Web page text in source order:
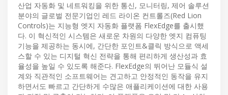
산업 자동화 및 네트워킹을 위한 통신, 모니터링, 제어 솔루션
분야의 글로벌 전문기업인 레드 라이온 컨트롤즈(Red Lion
Controls)는 지능형 엣지 자동화 플랫폼 FlexEdge를 출시했
다. 이 혁신적인 시스템은 새로운 차원의 다양한 엣지 컴퓨팅
기능을 제공하는 동시에, 간단한 포인트&클릭 방식으로 액세
스할 수 있는 디지털 혁신 전략을 통해 편리하게 생산성과 효
율성을 높일 수 있도록 해준다. FlexEdge의 뛰어난 모듈식 설
계와 직관적인 소프트웨어는 견고하고 안정적인 동작을 유지
하면서도 빠르고 간단하게 수많은 애플리케이션에 대한 사용